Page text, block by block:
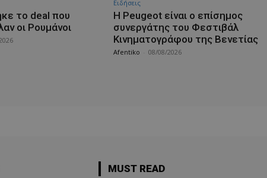
το deal που
οι Ρουμάνοι
Ειδήσεις
Η Peugeot είναι ο επίσημος
συνεργάτης του Φεστιβάλ
Κινηματογράφου της Βενετίας
Afentiko 08/08/2026
MUST READ